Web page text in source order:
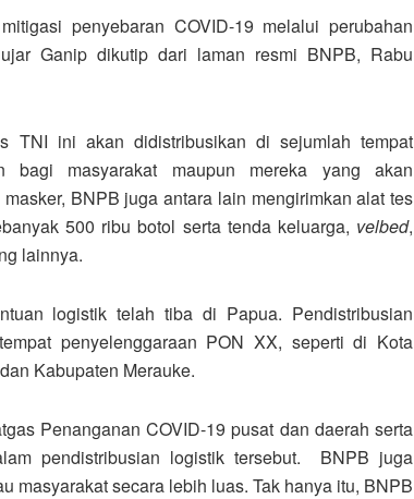
penyebaran COVID-19 melalui perubahan
Ganip dikutip dari laman resmi BNPB, Rabu
TNI ini akan didistribusikan di sejumlah tempat
bagi masyarakat maupun mereka yang akan
BNPB juga antara lain mengirimkan alat tes
500 ribu botol serta tenda keluarga, velbed,
lainnya.
logistik telah tiba di Papua. Pendistribusian
penyelenggaraan PON XX, seperti di Kota
Kabupaten Merauke.
Penanganan COVID-19 pusat dan daerah serta
pendistribusian logistik tersebut. BNPB juga
masyarakat secara lebih luas. Tak hanya itu, BNPB